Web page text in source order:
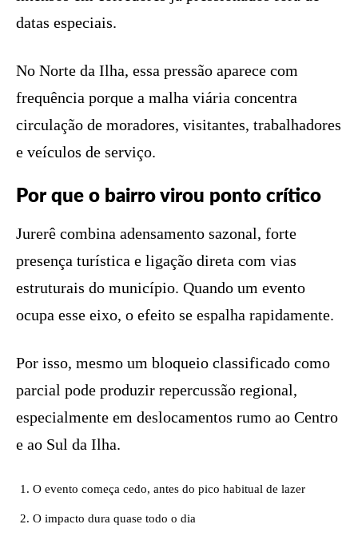
datas especiais.
No Norte da Ilha, essa pressão aparece com
frequência porque a malha viária concentra
circulação de moradores, visitantes, trabalhadores
e veículos de serviço.
Por que o bairro virou ponto crítico
Jurerê combina adensamento sazonal, forte
presença turística e ligação direta com vias
estruturais do município. Quando um evento
ocupa esse eixo, o efeito se espalha rapidamente.
Por isso, mesmo um bloqueio classificado como
parcial pode produzir repercussão regional,
especialmente em deslocamentos rumo ao Centro
e ao Sul da Ilha.
O evento começa cedo, antes do pico habitual de lazer
O impacto dura quase todo o dia